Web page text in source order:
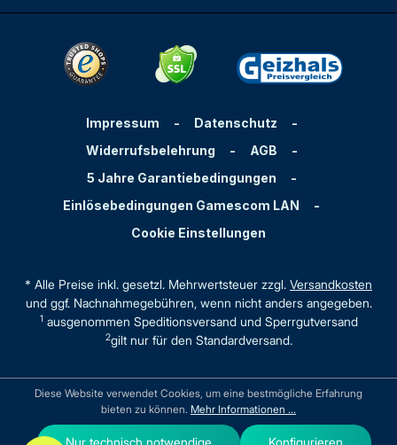
Impressum - Datenschutz
-
Widerrufsbelehrung
- AGB
-
5 Jahre Garantiebedingungen
-
Einlösebedingungen Gamescom LAN
-
Cookie Einstellungen
* Alle Preise inkl. gesetzl. Mehrwertsteuer zzgl. Versandkosten
und ggf. Nachnahmegebühren, wenn nicht anders angegeben.
1ausgenommen Speditionsversand und Sperrgutversand
2gilt nur für den Standardversand.
Diese Website verwendet Cookies, um eine bestmögliche Erfahrung
bieten zu können. Mehr Informationen ...